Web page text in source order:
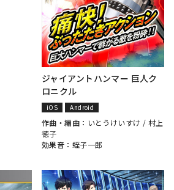
ジャイアントハンマー 巨人ク
ロニクル
iOS Android
作曲・編曲： いとうけいすけ / 村上
徳子
効果音： 蛭子一郎